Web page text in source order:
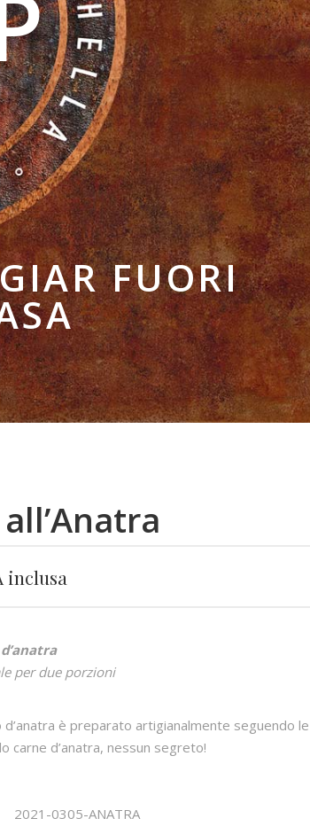
FUORI
inclusa
per due porzioni
d’anatra è preparato artigianalmente seguendo
carne d’anatra, nessun segreto!
2021-0305-ANATRA